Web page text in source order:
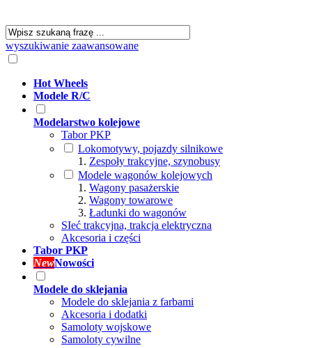
wyszukiwanie zaawansowane
Hot Wheels
Modele R/C
Modelarstwo kolejowe
Tabor PKP
Lokomotywy, pojazdy silnikowe
Zespoły trakcyjne, szynobusy
Modele wagonów kolejowych
Wagony pasażerskie
Wagony towarowe
Ładunki do wagonów
SIeć trakcyjna, trakcja elektryczna
Akcesoria i części
Tabor PKP
NewNowości
Modele do sklejania
Modele do sklejania z farbami
Akcesoria i dodatki
Samoloty wojskowe
Samoloty cywilne